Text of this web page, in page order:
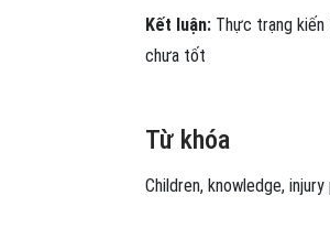
Kết luận: Thực trạng
chưa tốt
Từ khóa
Children, knowledge, injury